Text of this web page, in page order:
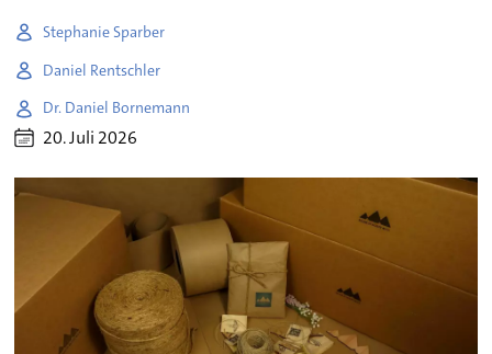
Stephanie Sparber
Daniel Rentschler
Dr. Daniel Bornemann
20. Juli 2026